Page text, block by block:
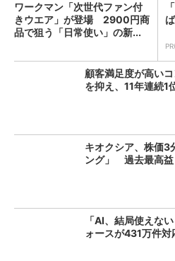
ワークマン「次世代ファン付
きウエア」が登場 2900円商
品で狙う「日常使い」の新...
顧客満足度が高い
を抑え、11年連続1
キオクシア、株価3
ング」 過去最高
「AI、結局使えな
ォースが431万件